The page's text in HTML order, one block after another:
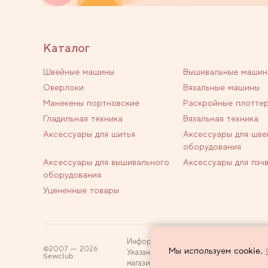
Каталог
Швейные машины
Вышивальные
Оверлоки
Вязальные машины
Манекены портновские
Раскройные
Гладильная техника
Вязальная техника
Аксессуары для шитья
Аксессуары для
оборудования
Аксессуары для вышивального
оборудования
Аксессуары для
Уцененные товары
2007 — 2026
Sewclub
Информация на сайте не является
Указанные цены действуют только
магазин
Мы используем cookie.